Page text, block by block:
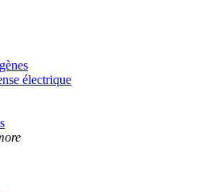
électrique